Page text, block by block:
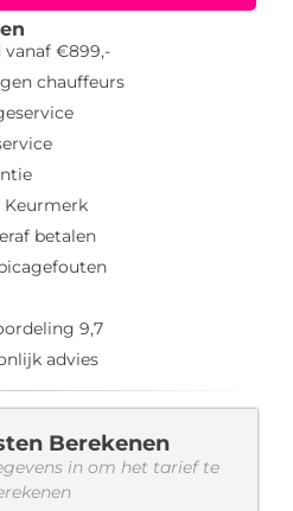
vanaf €899,-
chauffeurs
Keurmerk
betalen
9,7
advies
Berekenen
in om het tarief te